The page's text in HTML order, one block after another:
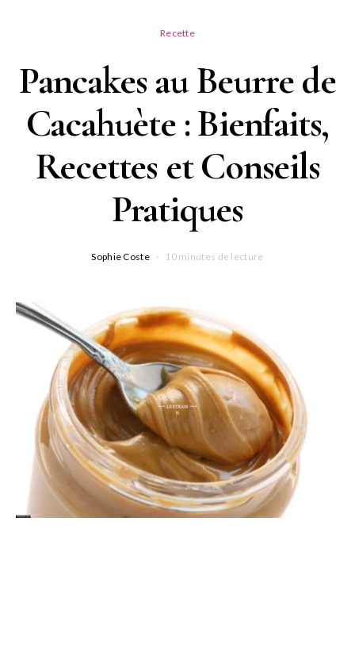
Recette
Pancakes au Beurre de
Cacahuète : Bienfaits,
Recettes et Conseils
Pratiques
Sophie Coste 10 minutes de lecture